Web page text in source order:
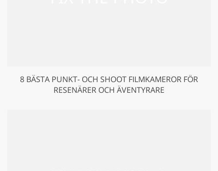
8 BÄSTA PUNKT- OCH SHOOT FILMKAMEROR FÖR
RESENÄRER OCH ÄVENTYRARE